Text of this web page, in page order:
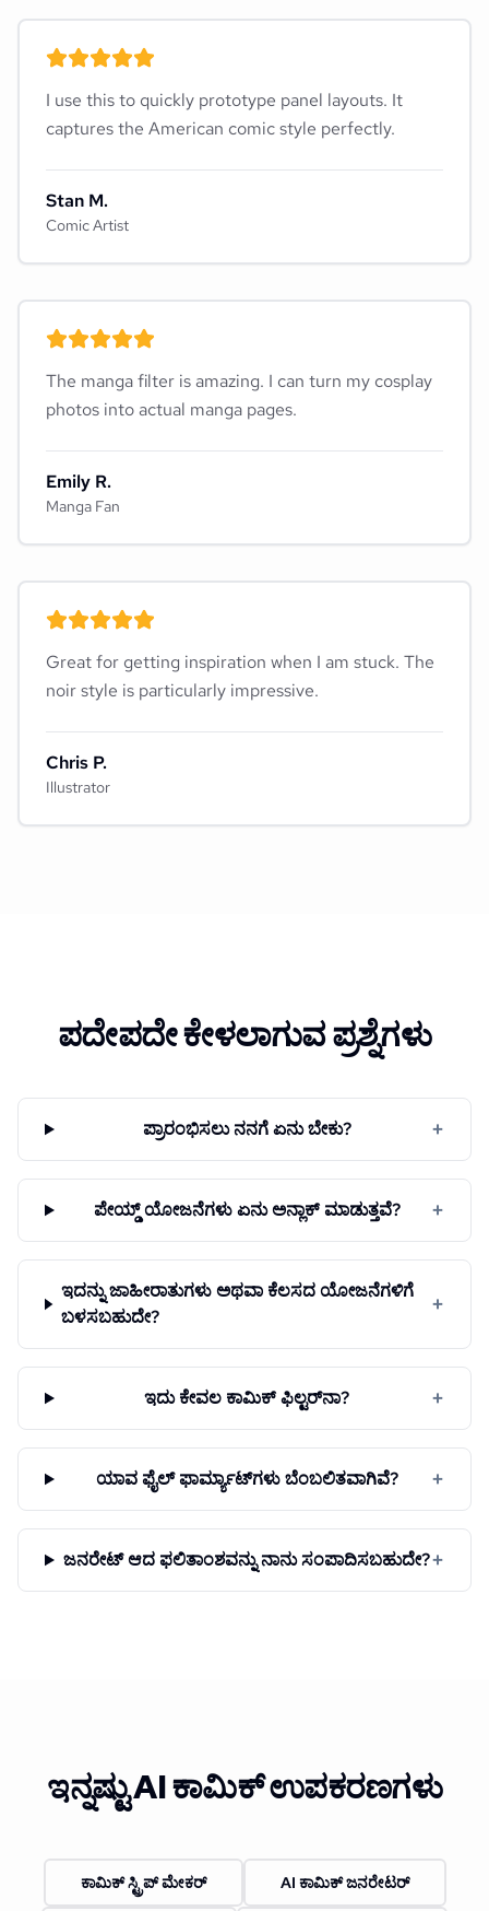
I use this to quickly prototype panel layouts. It
captures the American comic style perfectly.
Stan M.
Comic Artist
The manga filter is amazing. I can turn my cosplay
photos into actual manga pages.
Emily R.
Manga Fan
Great for getting inspiration when I am stuck. The
noir style is particularly impressive.
Chris P.
Illustrator
ಪದೇಪದೇ ಕೇಳಲಾಗುವ ಪ್ರಶ್ನೆಗಳು
ಪ್ರಾರಂಭಿಸಲು ನನಗೆ ಏನು ಬೇಕು? +
ಪೇಯ್ಡ್ ಯೋಜನೆಗಳು ಏನು ಅನ್ಲಾಕ್ ಮಾಡುತ್ತವೆ? +
ಇದನ್ನು ಜಾಹೀರಾತುಗಳು ಅಥವಾ ಕೆಲಸದ ಯೋಜನೆಗಳಿಗೆ
ಬಳಸಬಹುದೇ?
+
ಇದು ಕೇವಲ ಕಾಮಿಕ್ ಫಿಲ್ಟರ್‌ನಾ? +
ಯಾವ ಫೈಲ್ ಫಾರ್ಮ್ಯಾಟ್‌ಗಳು ಬೆಂಬಲಿತವಾಗಿವೆ? +
ಜನರೇಟ್ ಆದ ಫಲಿತಾಂಶವನ್ನು ನಾನು ಸಂಪಾದಿಸಬಹುದೇ?+
ಇನ್ನಷ್ಟು AI ಕಾಮಿಕ್ ಉಪಕರಣಗಳು
ಕಾಮಿಕ್ ಸ್ಟ್ರಿಪ್ ಮೇಕರ್ AI ಕಾಮಿಕ್ ಜನರೇಟರ್